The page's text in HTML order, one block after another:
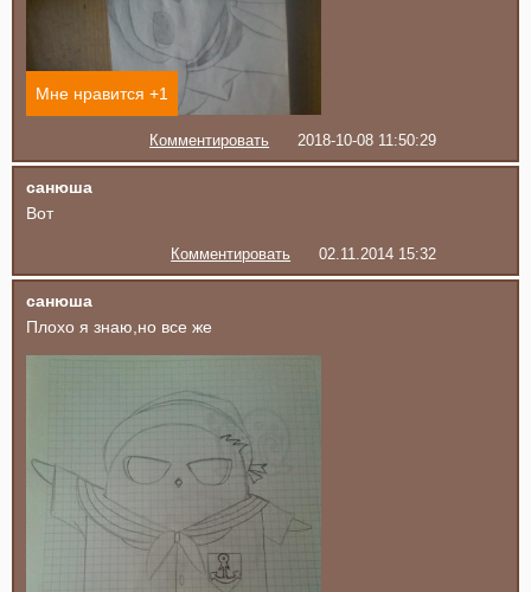
Мне нравится +1
Комментировать 2018-10-08 11:50:29
санюша
Вот
Комментировать 02.11.2014 15:32
санюша
Плохо я знаю,но все же